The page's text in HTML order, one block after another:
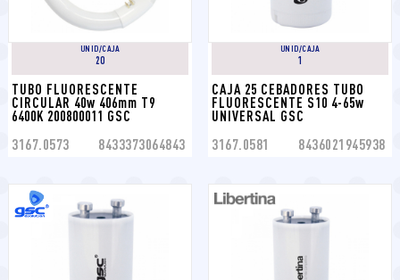
UNID/CAJA
20
TUBO FLUORESCENTE
CIRCULAR 40w 406mm T9
6400K 200800011 GSC
3167.0573 8433373064843
UNID/CAJA
1
CAJA 25 CEBADORES TUBO
FLUORESCENTE S10 4-65w
UNIVERSAL GSC
3167.0581 8436021945938